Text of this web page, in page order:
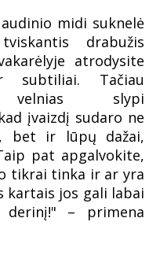
midi suknelė
drabužis
atrodysite
subtiliai. Tačiau
slypi
įvaizdį sudaro ne
bet ir lūpų dažai,
pat apgalvokite,
tikrai tinka ir ar yra
kartais jos gali labai
– primena